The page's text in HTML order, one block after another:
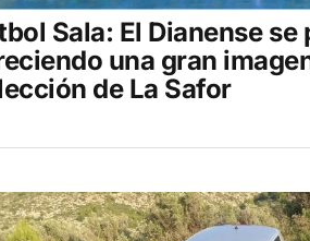
Sala: El Dianense se
una gran
de La Safor